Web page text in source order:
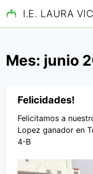
l
I.E. LAURA
Mes: junio
Felicidades!
Felicitamos a
Lopez ganador en
4-B